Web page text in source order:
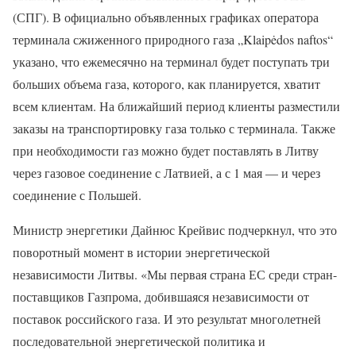
(СПГ). В официально объявленных графиках оператора
терминала сжиженного природного газа „Klaipėdos naftos“
указано, что ежемесячно на терминал будет поступать три
больших объема газа, которого, как планируется, хватит
всем клиентам. На ближайший период клиенты разместили
заказы на транспортировку газа только с терминала. Также
при необходимости газ можно будет поставлять в Литву
через газовое соединение с Латвией, а с 1 мая — и через
соединение с Польшей.
Министр энергетики Дайнюс Крейвис подчеркнул, что это
поворотный момент в истории энергетической
независимости Литвы. «Мы первая страна ЕС среди стран-
поставщиков Газпрома, добившаяся независимости от
поставок российского газа. И это результат многолетней
последовательной энергетической политика и